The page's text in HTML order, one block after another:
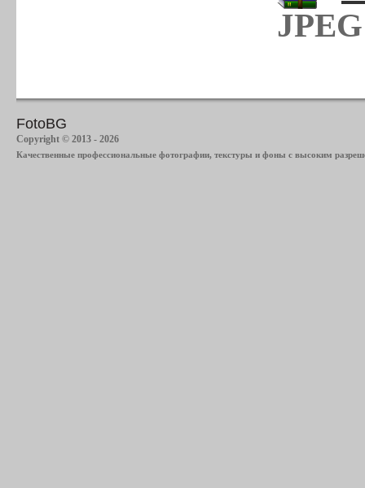
FotoBG
Copyright © 2013 - 2026
Качественные профессиональные фотографии, текстуры и фоны с высоким